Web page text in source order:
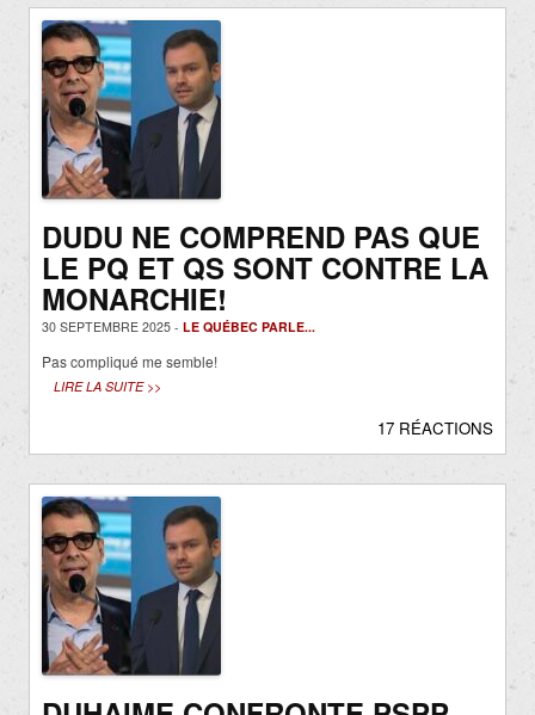
DUDU NE COMPREND PAS QUE
LE PQ ET QS SONT CONTRE LA
MONARCHIE!
30 SEPTEMBRE 2025 - LE QUÉBEC PARLE...
Pas compliqué me semble!
LIRE LA SUITE >>
17 RÉACTIONS